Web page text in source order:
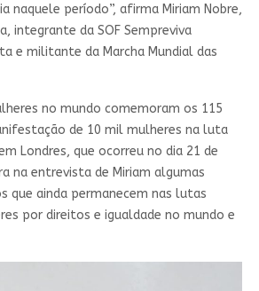
naquele período”, afirma Miriam Nobre,
integrante da SOF Sempreviva
e militante da Marcha Mundial das
no mundo comemoram os 115
de 10 mil mulheres na luta
Londres, que ocorreu no dia 21 de
na entrevista de Miriam algumas
que ainda permanecem nas lutas
por direitos e igualdade no mundo e